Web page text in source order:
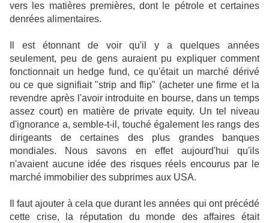
vers les matières premières, dont le pétrole et certaines
denrées alimentaires.
Il est étonnant de voir qu'il y a quelques années
seulement, peu de gens auraient pu expliquer comment
fonctionnait un hedge fund, ce qu'était un marché dérivé
ou ce que signifiait "strip and flip" (acheter une firme et la
revendre après l'avoir introduite en bourse, dans un temps
assez court) en matière de private equity. Un tel niveau
d'ignorance a, semble-t-il, touché également les rangs des
dirigeants de certaines des plus grandes banques
mondiales. Nous savons en effet aujourd'hui qu'ils
n'avaient aucune idée des risques réels encourus par le
marché immobilier des subprimes aux USA.
Il faut ajouter à cela que durant les années qui ont précédé
cette crise, la réputation du monde des affaires était